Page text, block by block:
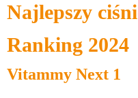
Najlepszy
Ranking 2024
Vitammy Next 1